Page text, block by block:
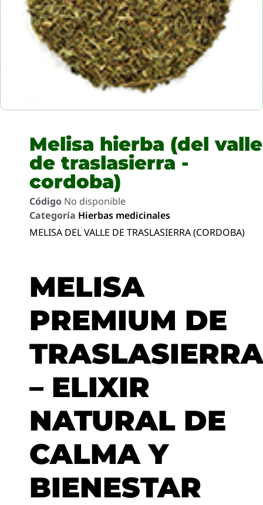
Melisa hierba (del valle
de traslasierra -
cordoba)
Código No disponible
Categoría Hierbas medicinales
MELISA DEL VALLE DE TRASLASIERRA (CORDOBA)
MELISA
PREMIUM DE
TRASLASIERRA
– ELIXIR
NATURAL DE
CALMA Y
BIENESTAR